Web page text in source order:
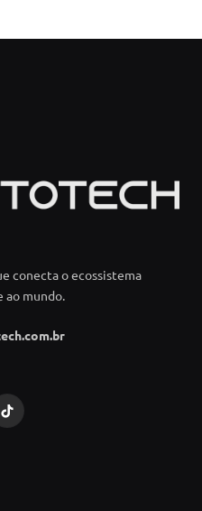
conecta o ecossistema
ao mundo.
TikTok